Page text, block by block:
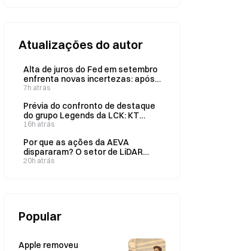
Atualizações do autor
Alta de juros do Fed em setembro
enfrenta novas incertezas: após
a queda inesperada dos
como os mercados de previsão
estão recalibrando os preços?
7h atrás
Prévia do confronto de destaque
do grupo Legends da LCK: KT
contra GEN — como o mercado de
probabilidades de vitória de 32% e
69%?
16h atrás
Por que as ações da AEVA
dispararam? O setor de LiDAR
está aquecendo, e o novo modelo
20h atrás
Popular
Apple removeu